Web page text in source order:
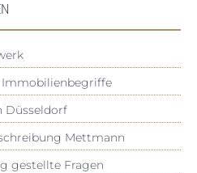
Immobilienbegriffe
Düsseldorf
Mettmann
gestellte Fragen